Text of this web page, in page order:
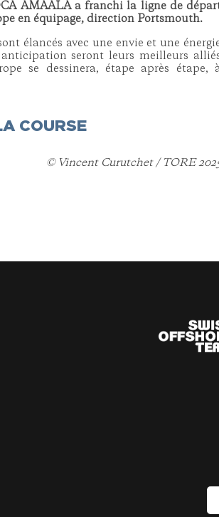
AMAALA a franchi la ligne de
en équipage, direction Portsmouth.
élancés avec une envie et une
seront leurs meilleurs
se dessinera, étape après étape,
COURSE
© Vincent Curutchet / TORE